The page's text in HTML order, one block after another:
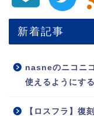
新着記事
nasneのニコニ
使えるようにす
【ロスフラ】復